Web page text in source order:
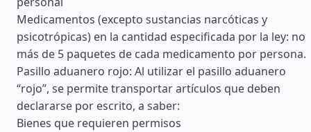
Medicamentos (excepto sustancias narcóticas y
psicotrópicas) en la cantidad especificada por la ley: no
más de 5 paquetes de cada medicamento por persona.
Pasillo aduanero rojo: Al utilizar el pasillo aduanero
“rojo”, se permite transportar artículos que deben
declararse por escrito, a saber:
Bienes que requieren permisos